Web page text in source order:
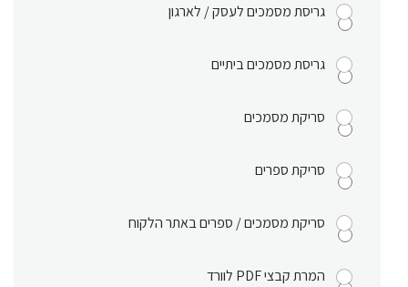
גריסת מסמכים לעסק / לארגון
גריסת מסמכים ביתיים
סריקת מסמכים
סריקת ספרים
סריקת מסמכים / ספרים באתר הלקוח
המרת קבצי PDF לוורד